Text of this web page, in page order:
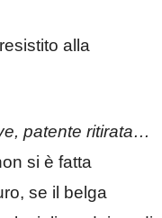
alla
patente ritirata…
si è fatta
se il belga